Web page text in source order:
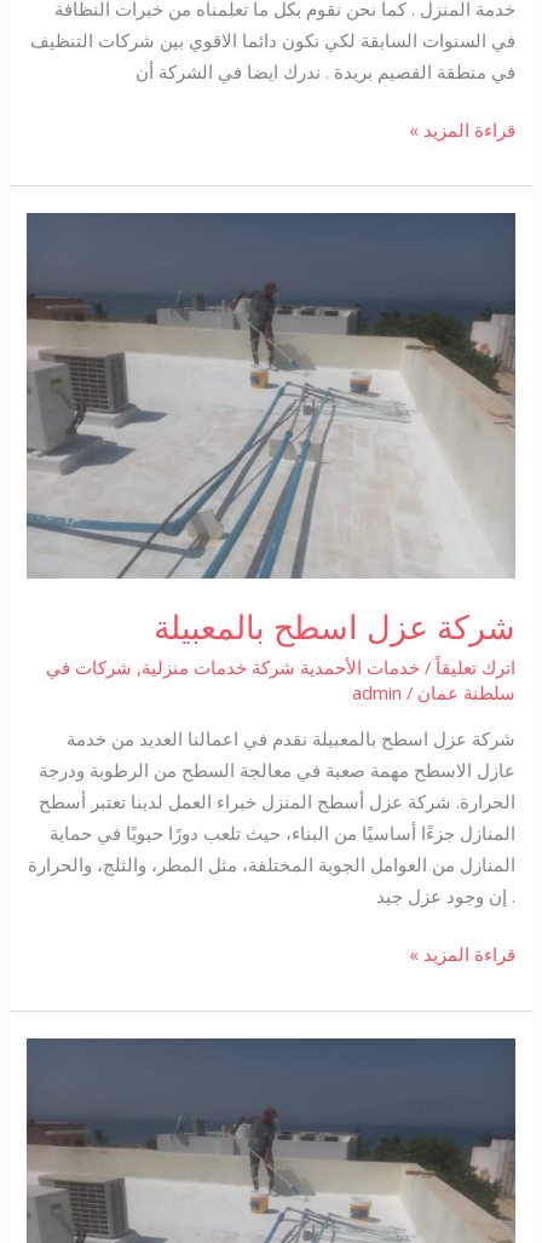
خدمة المنزل . كما نحن نقوم بكل ما تعلمناه من خبرات النظافة
في السنوات السابقة لكي نكون دائما الاقوي بين شركات التنظيف
في منطقة القصيم بريدة . ندرك ايضا في الشركة أن
شركة
ببريدة
قراءة المزيد »
شركة عزل اسطح بالمعبيلة
اترك تعليقاً / خدمات الأحمدية شركة خدمات منزلية, شركات في
سلطنة عمان /
admin
شركة عزل اسطح بالمعبيلة نقدم في اعمالنا العديد من خدمة
عازل الاسطح مهمة صعبة في معالجة السطح من الرطوبة ودرجة
الحرارة. شركة عزل أسطح المنزل خبراء العمل لدينا تعتبر أسطح
المنازل جزءًا أساسيًا من البناء، حيث تلعب دورًا حيويًا في حماية
المنازل من العوامل الجوية المختلفة، مثل المطر، والثلج، والحرارة
. إن وجود عزل جيد
شركة
اسطح
قراءة المزيد »